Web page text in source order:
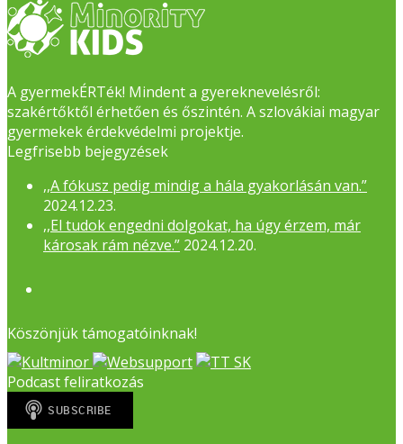
A gyermekÉRTék! Mindent a gyereknevelésről:
szakértőktől érhetően és őszintén. A szlovákiai magyar
gyermekek érdekvédelmi projektje.
Legfrisebb bejegyzések
,,A fókusz pedig mindig a hála gyakorlásán van.”
2024.12.23.
,,El tudok engedni dolgokat, ha úgy érzem, már
károsak rám nézve.” 2024.12.20.
Köszönjük támogatóinknak!
Podcast feliratkozás